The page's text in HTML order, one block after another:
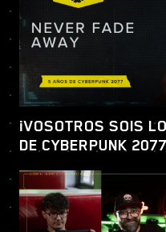
¡VOSOTROS SOIS
DE CYBERPUNK